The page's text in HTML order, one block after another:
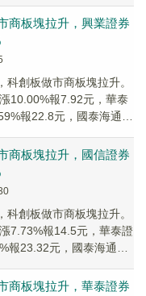
商板塊拉升，興業證券
創板做市商板塊拉升。
10.00%報7.92元，華泰
報22.8元，國泰海通
商板塊拉升，國信證券
創板做市商板塊拉升。
7.73%報14.5元，華泰證
報23.32元，國泰海通
商板塊拉升，華泰證券